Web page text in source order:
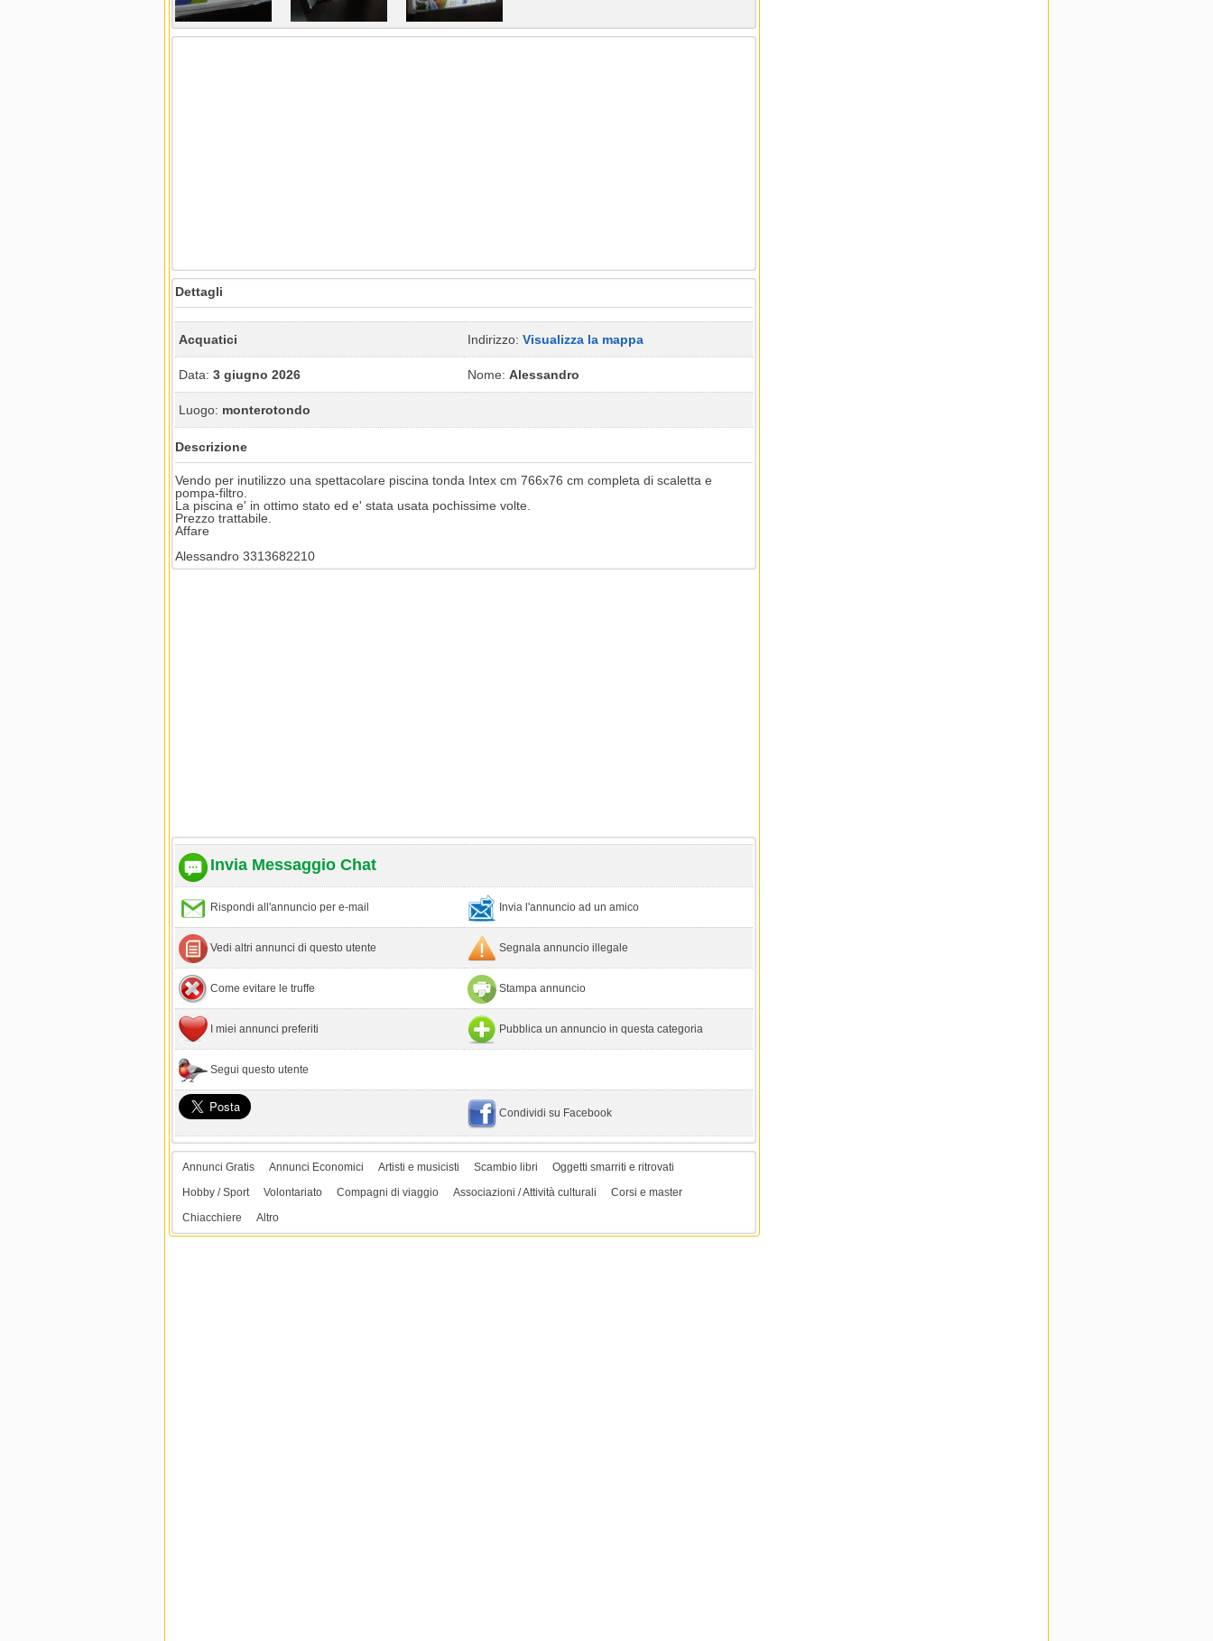
Dettagli
Acquatici Indirizzo: Visualizza la mappa
Data: 3 giugno 2026 Nome: Alessandro
Luogo: monterotondo
Descrizione
Vendo per inutilizzo una spettacolare piscina tonda Intex cm 766x76 cm completa di scaletta e
pompa-filtro.
La piscina e' in ottimo stato ed e' stata usata pochissime volte.
Prezzo trattabile.
Affare
Alessandro 3313682210
Invia Messaggio Chat
Rispondi all'annuncio per e-mail Invia l'annuncio ad un amico
Vedi altri annunci di questo utente Segnala annuncio illegale
Come evitare le truffe Stampa annuncio
I miei annunci preferiti Pubblica un annuncio in questa categoria
Segui questo utente
Condividi su Facebook
Annunci Gratis Annunci Economici Artisti e musicisti Scambio libri
Oggetti smarriti e ritrovati
Hobby / Sport
Volontariato Compagni di viaggio Associazioni / Attività culturali
Corsi e master
Chiacchiere
Altro